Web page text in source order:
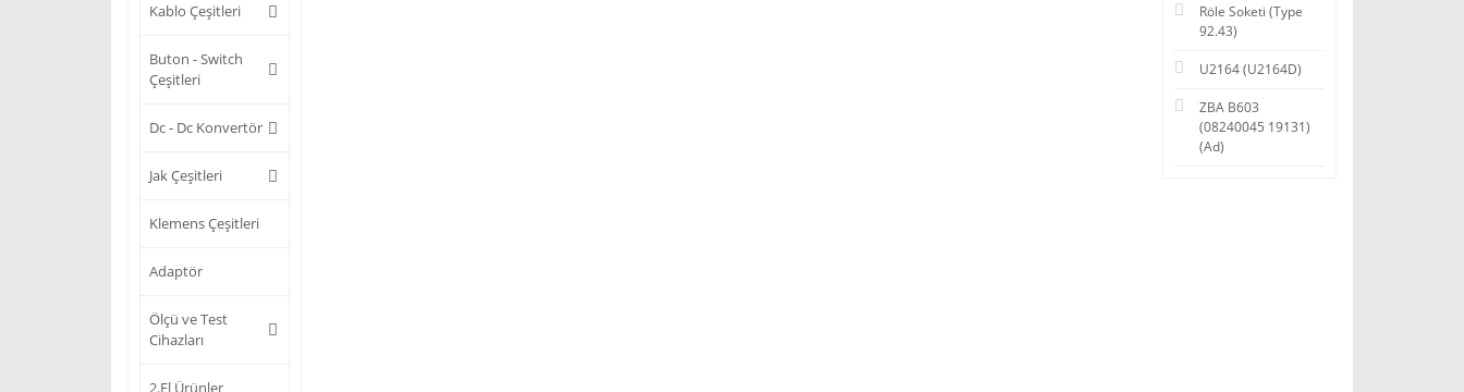
Kablo Çeşitleri
Buton - Switch
Çeşitleri
Dc - Dc Konvertör
Jak Çeşitleri
Klemens Çeşitleri
Adaptör
Ölçü ve Test
Cihazları
2.El Ürünler
Röle Soketi (Type
92.43)
U2164 (U2164D)
ZBA B603
(08240045 19131)
(Ad)